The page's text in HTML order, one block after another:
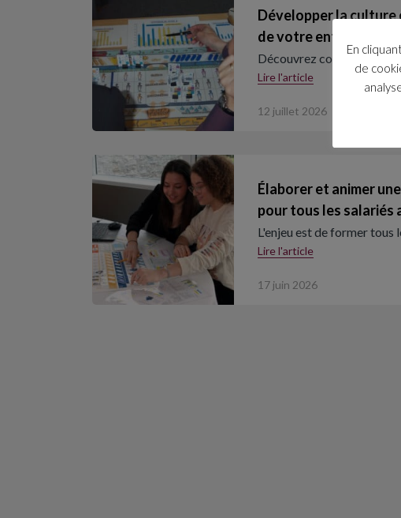
Développer la culture
de votre entreprise
Découvrez comment
Lire l'article
12 juillet 2026
Élaborer et animer
pour tous les salariés
L'enjeu est de former tous
Lire l'article
17 juin 2026
En
de